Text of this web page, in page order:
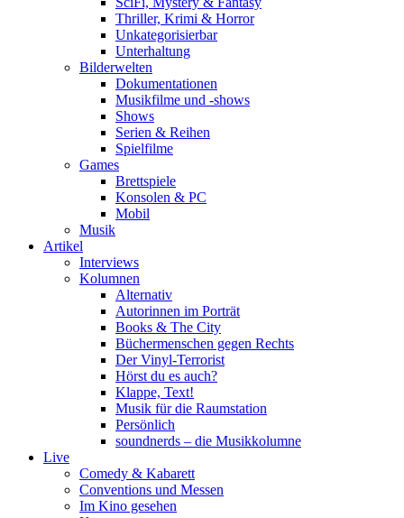
Thriller, Krimi & Horror
Unkategorisierbar
Unterhaltung
Bilderwelten
Dokumentationen
Musikfilme und -shows
Shows
Serien & Reihen
Spielfilme
Games
Brettspiele
Konsolen & PC
Mobil
Musik
Artikel
Interviews
Kolumnen
Alternativ
Autorinnen im Porträt
Books & The City
Büchermenschen gegen Rechts
Der Vinyl-Terrorist
Hörst du es auch?
Klappe, Text!
Musik für die Raumstation
Persönlich
soundnerds – die Musikkolumne
Live
Comedy & Kabarett
Conventions und Messen
Im Kino gesehen